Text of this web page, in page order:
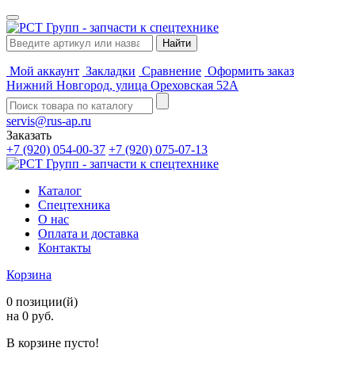
Мой аккаунт Закладки Сравнение Оформить заказ
Нижний Новгород, улица Ореховская 52А
servis@rus-ap.ru
Заказать
+7 (920) 054-00-37 +7 (920) 075-07-13
Каталог
Спецтехника
О нас
Оплата и доставка
Контакты
Корзина
0 позиции(й)
на 0 руб.
В корзине пусто!